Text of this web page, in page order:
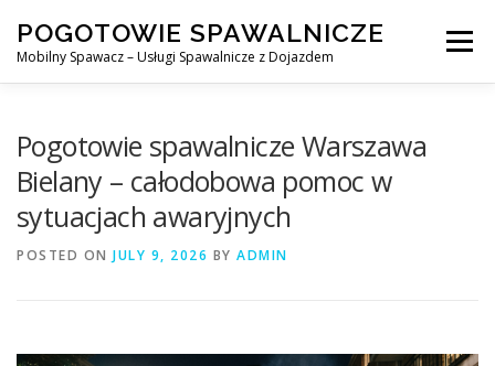
content
POGOTOWIE SPAWALNICZE
Mobilny Spawacz – Usługi Spawalnicze z Dojazdem
Menu
SPAWANIE MIG/MAG (GMAW)
Pogotowie spawalnicze Warszawa
Bielany – całodobowa pomoc w
sytuacjach awaryjnych
POSTED ON JULY 9, 2026 BY ADMIN